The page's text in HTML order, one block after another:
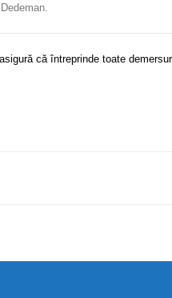
că întreprinde toate